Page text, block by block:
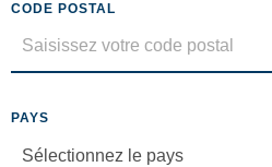
CODE POSTAL
PAYS